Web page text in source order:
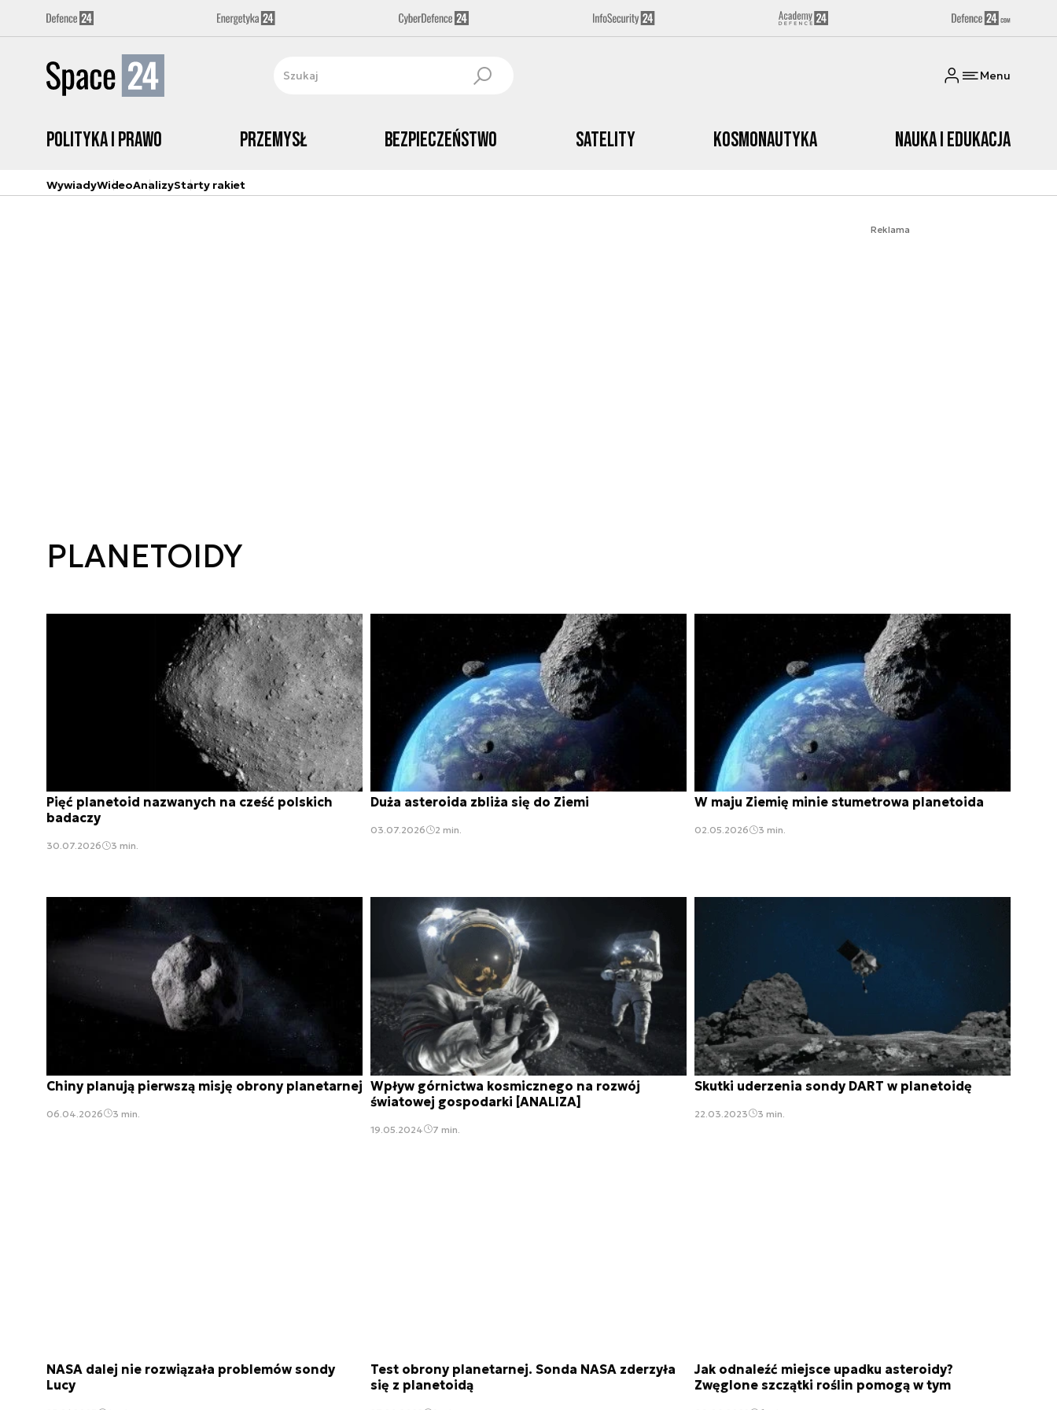
Menu
Polityka i prawo Przemysł Bezpieczeństwo Satelity Kosmonautyka Nauka i edukacja
WywiadyWideoAnalizyStarty rakiet
Reklama
PLANETOIDY
Pięć planetoid nazwanych na cześć polskich
badaczy
30.07.2026 3 min.
Duża asteroida zbliża się do Ziemi
03.07.2026 2 min.
W maju Ziemię minie stumetrowa planetoida
02.05.2026 3 min.
Chiny planują pierwszą misję obrony planetarnej
06.04.2026 3 min.
Wpływ górnictwa kosmicznego na rozwój
światowej gospodarki [ANALIZA]
19.05.2024 7 min.
Skutki uderzenia sondy DART w planetoidę
22.03.2023 3 min.
NASA dalej nie rozwiązała problemów sondy
Lucy
Test obrony planetarnej. Sonda NASA zderzyła
się z planetoidą
Jak odnaleźć miejsce upadku asteroidy?
Zwęglone szczątki roślin pomogą w tym